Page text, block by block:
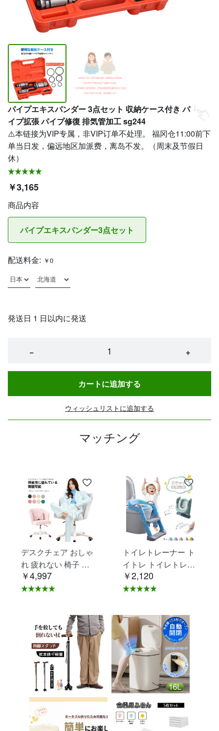
パイプエキスパンダー 3点セット 収納ケース付き パ
イプ拡張 パイプ修復 排気管加工 sg244
⚠️本链接为VIP专属，非VIP订单不处理。 福冈仓11:00前下
单当日发，偏远地区加派费，离岛不发。（周末及节假日
休）
￥3,165
商品内容
パイプエキスパンダー3点セット
配送料金: ￥0
発送日 1 日以内に発送
− +
カートに追加する
ウィッシュリストに追加する
マッチング
デスクチェア おしゃ
れ 疲れない 椅子 白
ホワイト デスクチェ
ア 疲れにくい 学習椅
学習チェア オフィス
チェア パソコンチェ
ア ベロア調 インテリ
ア 椅子 イス 在宅ワ
ーク アシェル ブリリ
アント C-56
￥4,997
トイレトレーナー ト
イトレ トイレトレー
ニング トイレ 練習
折りたたみ おまる 補
供用 便座 トイレ補助
踏み台 男の子 女の子
子供 子ども トイトレ
送料無料 ステップ ス
テップ台 トイレ D-2
8
￥2,120